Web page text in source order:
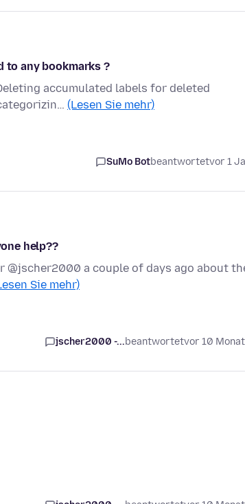
to any bookmarks ?
accumulated labels for deleted
(Lesen Sie mehr)
SuMo Botbeantwortetvor 1
help??
@jscher2000 a couple of days ago about
Sie mehr)
jscher2000 -...beantwortetvor 10